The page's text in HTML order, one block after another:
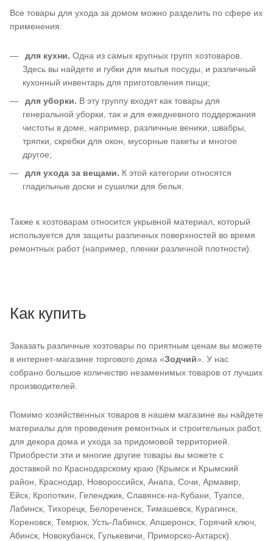
Все товары для ухода за домом можно разделить по сфере их
применения:
для кухни. Одна из самых крупных групп хозтоваров.
Здесь вы найдете и губки для мытья посуды, и различный
кухонный инвентарь для приготовления пищи;
для уборки. В эту группу входят как товары для
генеральной уборки, так и для ежедневного поддержания
чистоты в доме, например, различные веники, швабры,
тряпки, скребки для окон, мусорные пакеты и многое
другое;
для ухода за вещами. К этой категории относятся
гладильные доски и сушилки для белья.
Также к хозтоварам относится укрывной материал, который
используется для защиты различных поверхностей во время
ремонтных работ (например, пленки различной плотности).
Как купить
Заказать различные хозтовары по приятным ценам вы можете
в интернет-магазине торгового дома «Зодчий». У нас
собрано большое количество незаменимых товаров от лучших
производителей.
Помимо хозяйственных товаров в нашем магазине вы найдете
материалы для проведения ремонтных и строительных работ,
для декора дома и ухода за придомовой территорией.
Приобрести эти и многие другие товары вы можете с
доставкой по Краснодарскому краю (Крымск и Крымский
район, Краснодар, Новороссийск, Анапа, Сочи, Армавир,
Ейск, Кропоткин, Геленджик, Славянск-на-Кубани, Туапсе,
Лабинск, Тихорецк, Белореченск, Тимашевск, Курагинск,
Кореновск, Темрюк, Усть-Лабинск, Апшеронск, Горячий ключ,
Абинск, Новокубанск, Гулькевичи, Приморско-Ахтарск).